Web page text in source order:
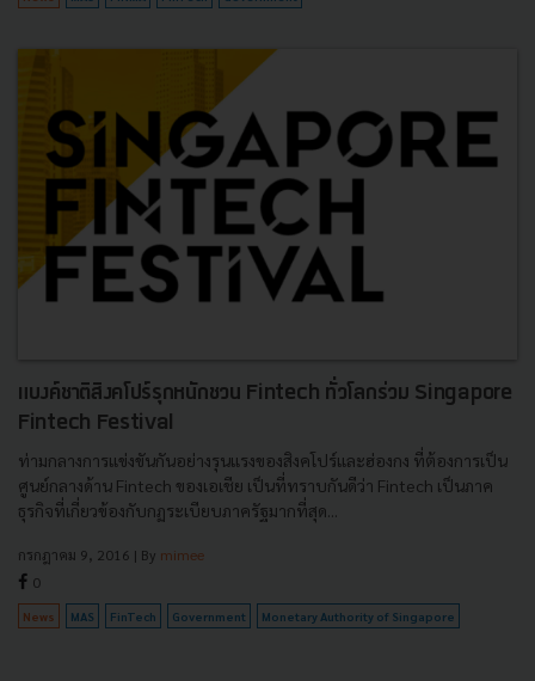
แบงค์ชาติสิงคโปร์รุกหนักชวน Fintech ทั่วโลกร่วม Singapore
Fintech Festival
ท่ามกลางการแข่งขันกันอย่างรุนแรงของสิงคโปร์และฮ่องกง ที่ต้องการเป็น
ศูนย์กลางด้าน Fintech ของเอเชีย เป็นที่ทราบกันดีว่า Fintech เป็นภาค
ธุรกิจที่เกี่ยวข้องกับกฏระเบียบภาครัฐมากที่สุด...
กรกฎาคม 9, 2016 | By mimee
0
News MAS FinTech Government Monetary Authority of Singapore